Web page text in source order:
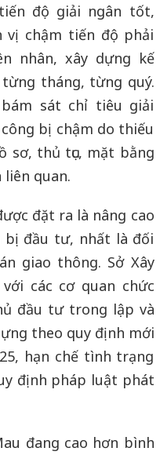
độ giải ngân tốt,
vị chậm tiến độ phải
nhân, xây dựng kế
từng tháng, từng quý.
sát chỉ tiêu giải
bị chậm do thiếu
sơ, thủ tục, mặt bằng
quan.
đặt ra là nâng cao
bị đầu tư, nhất là đối
giao thông. Sở Xây
các cơ quan chức
đầu tư trong lập và
theo quy định mới
hạn chế tình trạng
định pháp luật phát
đang cao hơn bình